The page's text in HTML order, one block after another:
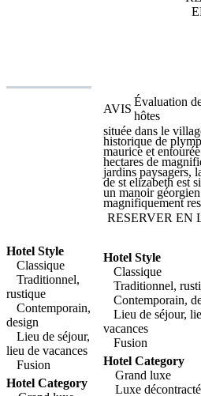
une excellente
que de nombreux
points d’intérêt
la ville sont
facilement
comme la cathédrale
proximité, la pont
parmi beaucoup
ville du commerce
exeter abrite les
commerciaux
guildhall, avec des
locaux, régionaux
internationaux. Le
du southernhay
touche
des menus à la
déjeuner et le
salle à manger
peut accueillir
personnes et peut
réservée pour des
événements privés et
professionnels
bar, proposant une
fabuleuse de
repas légers toute
ainsi que la véranda
romantique, propice
Hotel Style
Classique
Traditionnel,
rustique
Contemporain,
design
Lieu de séjour,
lieu de vacances
Fusion
Hotel Category
AVIS
Évaluation
hôtes
située dans le
historique de
maurice et
hectares de
jardins paysagers,
de st elizabeth est
un manoir géorgien
magnifiquement
RESERVER EN
Hotel Style
Classique
Traditionnel,
Contemporain,
Lieu de séjour,
vacances
Fusion
Hotel Category
Grand luxe
Luxe décontracté